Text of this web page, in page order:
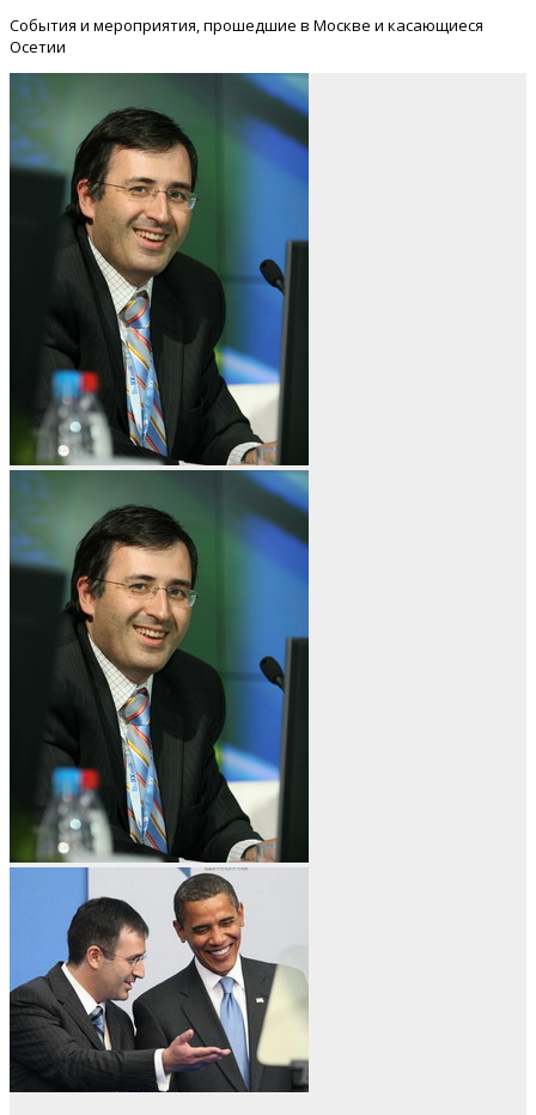
События и мероприятия, прошедшие в Москве и касающиеся
Осетии